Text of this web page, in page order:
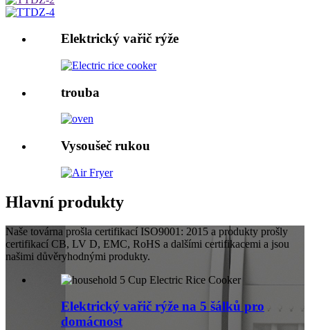
Elektrický vařič rýže
trouba
Vysoušeč rukou
Hlavní produkty
Naše továrna prošla certifikací ISO9001: 2015 a produkty prošly
certifikací CB, LV D, EMC, RoHS a dalšími certifikacemi a jsou
našimi důvěryhodnými produkty.
Elektrický vařič rýže na 5 šálků pro
domácnost